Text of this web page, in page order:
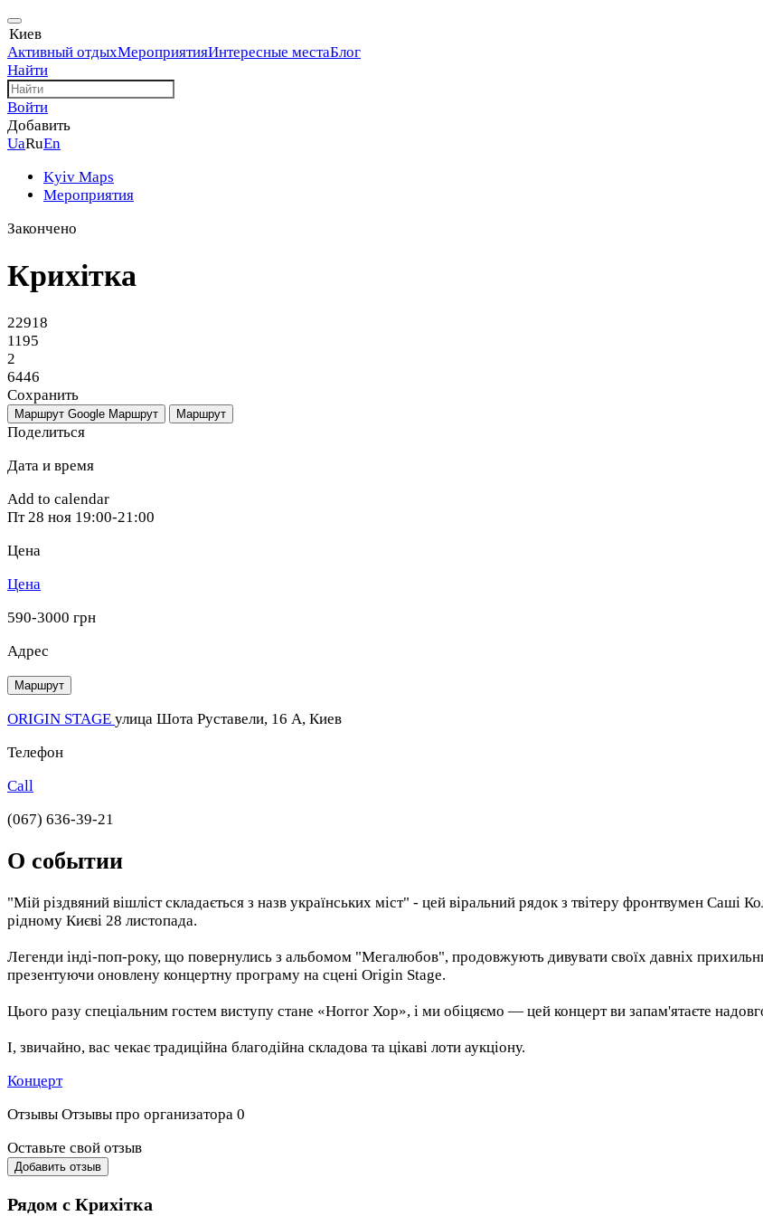
Киев
Активный отдыхМероприятияИнтересные местаБлог
Найти
Войти
Добавить
UaRuEn
Kyiv Maps
Мероприятия
Закончено
Крихітка
22918
1195
2
6446
Сохранить
Маршрут Google Маршрут Маршрут
Поделиться
Дата и время
Add to calendar
Пт 28 ноя 19:00-21:00
Цена
Цена
590-3000 грн
Адрес
Маршрут
ORIGIN STAGE улица Шота Руставели, 16 A, Киев
Телефон
Call
(067) 636-39-21
О событии
"Мій різдвяний вішліст складається з назв українських міст" - цей віральний рядок з твітеру фронтвумен Саші
рідному Києві 28 листопада.
Легенди інді-поп-року, що повернулись з альбомом "Мегалюбов", продовжують дивувати своїх давніх
презентуючи оновлену концертну програму на сцені Origin Stage.
Цього разу спеціальним гостем виступу стане «Horror Хор», і ми обіцяємо — цей концерт ви запам'ятаєте
І, звичайно, вас чекає традиційна благодійна складова та цікаві лоти аукціону.
Концерт
Отзывы Отзывы про организатора 0
Оставьте свой отзыв
Добавить отзыв
Рядом с Крихітка